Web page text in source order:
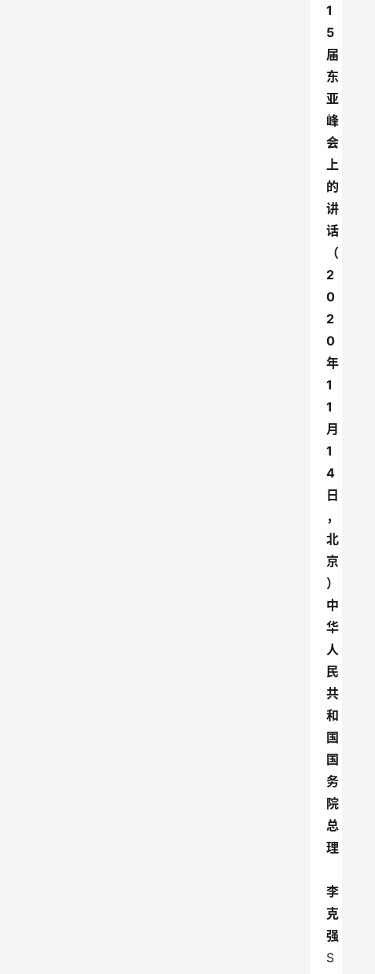
1
5
届
东
亚
峰
会
上
的
讲
话
（
2
0
2
0
年
1
1
月
1
4
日
，
北
京
）
中
华
人
民
共
和
国
国
务
院
总
理
李
克
强
S